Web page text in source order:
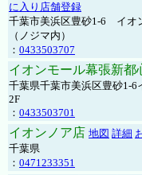
に入り店舗登録
千葉市美浜区豊砂1-6 イオ
（ノジマ内）
： 0433503707
イオンモール幕張新都
千葉県千葉市美浜区豊砂1-
2F
： 0433503701
イオンノア店 地図 詳細
千葉県
： 0471233351